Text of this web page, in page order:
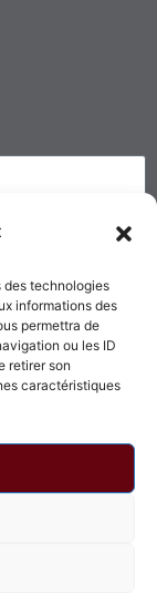
des technologies
informations des
permettra de
ou les ID
retirer son
caractéristiques